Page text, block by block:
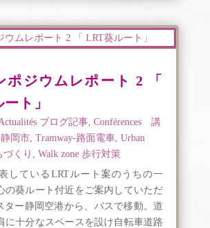
ポジウムレポート 2 「
ト」
ブログ記事, Conférences 講
静岡市, Tramway-路面電車, Urban
づくり
Walk zone 歩行対策
しているLRTルート案のうちの一
の葵ルート付近をご案内していただ
ー静岡空港から、バスで移動。道
に十分なスペースを設け自転車道路